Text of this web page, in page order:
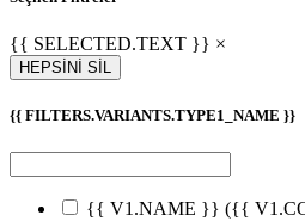
{{ SELECTED.TEXT }} ×
HEPSİNİ SİL
{{ FILTERS.VARIANTS.TYPE1_NAME }}
{{ V1.NAME }} ({{